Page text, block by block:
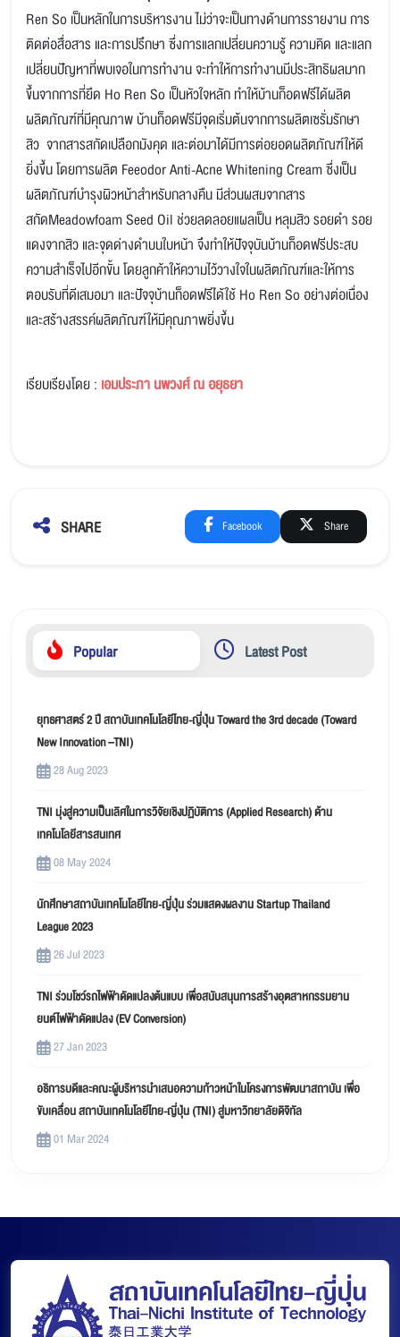
Ren So เป็นหลักในการบริหารงาน ไม่ว่าจะเป็นทางด้านการรายงาน การ
ติดต่อสื่อสาร และการปรึกษา ซึ่งการแลกเปลี่ยนความรู้ ความคิด และแลก
เปลี่ยนปัญหาที่พบเจอในการทำงาน จะทำให้การทำงานมีประสิทธิผลมาก
ขึ้นจากการที่ยึด Ho Ren So เป็นหัวใจหลัก ทำให้บ้านก็อดฟรีได้ผลิต
ผลิตภัณฑ์ที่มีคุณภาพ บ้านก็อดฟรีมีจุดเริ่มต้นจากการผลิตเซรั่มรักษา
สิว จากสารสกัดเปลือกมังคุด และต่อมาได้มีการต่อยอดผลิตภัณฑ์ให้ดี
ยิ่งขึ้น โดยการผลิต Feeodor Anti-Acne Whitening Cream ซึ่งเป็น
ผลิตภัณฑ์บำรุงผิวหน้าสำหรับกลางคืน มีส่วนผสมจากสาร
สกัดMeadowfoam Seed Oil ช่วยลดลอยแผลเป็น หลุมสิว รอยดำ รอย
แดงจากสิว และจุดด่างดำบนใบหน้า จึงทำให้ปัจจุบันบ้านก็อดฟรีประสบ
ความสำเร็จไปอีกขั้น โดยลูกค้าให้ความไว้วางใจในผลิตภัณฑ์และให้การ
ตอบรับที่ดีเสมอมา และปัจจุบ้านก็อดฟรีได้ใช้ Ho Ren So อย่างต่อเนื่อง
และสร้างสรรค์ผลิตภัณฑ์ให้มีคุณภาพยิ่งขึ้น
เรียบเรียงโดย : เอมประภา นพวงศ์ ณ อยุธยา
SHARE Facebook Share
Popular Latest Post
ยุทธศาสตร์ 2 ปี สถาบันเทคโนโลยีไทย-ญี่ปุ่น Toward the 3rd decade (Toward
New Innovation –TNI)
28 Aug 2023
TNI มุ่งสู่ความเป็นเลิศในการวิจัยเชิงปฏิบัติการ (Applied Research) ด้าน
เทคโนโลยีสารสนเทศ
08 May 2024
นักศึกษาสถาบันเทคโนโลยีไทย-ญี่ปุ่น ร่วมแสดงผลงาน Startup Thailand
League 2023
26 Jul 2023
TNI ร่วมโชว์รถไฟฟ้าดัดแปลงต้นแบบ เพื่อสนับสนุนการสร้างอุตสาหกรรมยาน
ยนต์ไฟฟ้าดัดแปลง (EV Conversion)
27 Jan 2023
อธิการบดีและคณะผู้บริหารนำเสนอความก้าวหน้าในโครงการพัฒนาสถาบัน เพื่อ
ขับเคลื่อน สถาบันเทคโนโลยีไทย-ญี่ปุ่น (TNI) สู่มหาวิทยาลัยดิจิทัล
01 Mar 2024